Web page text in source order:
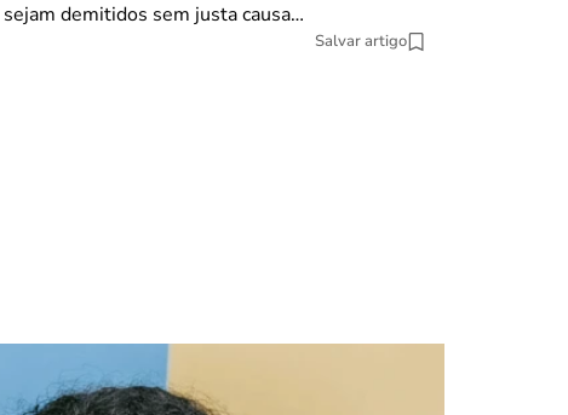
demitidos sem justa causa…
Salvar artigo